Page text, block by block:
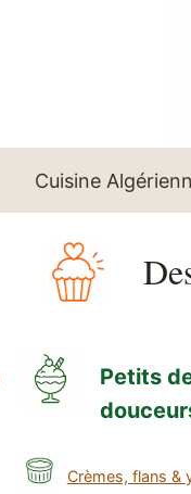
Cuisine
Petits
Crèmes, flans &